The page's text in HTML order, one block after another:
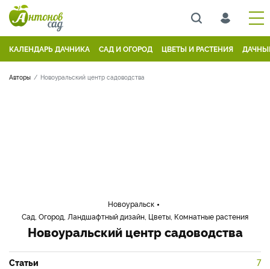
КАЛЕНДАРЬ ДАЧНИКА САД И ОГОРОД ЦВЕТЫ И РАСТЕНИЯ
Авторы Новоуральский центр садоводства
Новоуральск
Сад, Огород, Ландшафтный дизайн, Цветы, Комнатные растения
Новоуральский центр садоводства
Статьи 7